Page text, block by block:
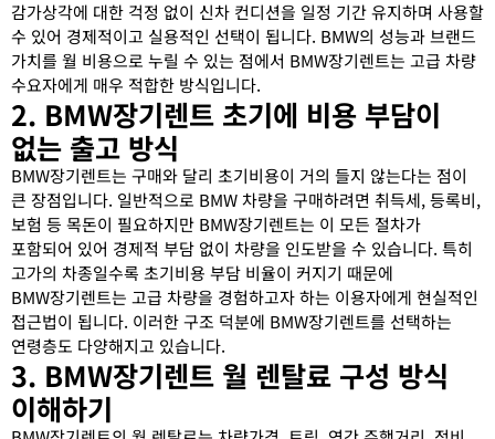
감가상각에 대한 걱정 없이 신차 컨디션을 일정 기간 유지하며 사용할
수 있어 경제적이고 실용적인 선택이 됩니다. BMW의 성능과 브랜드
가치를 월 비용으로 누릴 수 있는 점에서 BMW장기렌트는 고급 차량
수요자에게 매우 적합한 방식입니다.
2. BMW장기렌트 초기에 비용 부담이
없는 출고 방식
BMW장기렌트는 구매와 달리 초기비용이 거의 들지 않는다는 점이
큰 장점입니다. 일반적으로 BMW 차량을 구매하려면 취득세, 등록비,
보험 등 목돈이 필요하지만 BMW장기렌트는 이 모든 절차가
포함되어 있어 경제적 부담 없이 차량을 인도받을 수 있습니다. 특히
고가의 차종일수록 초기비용 부담 비율이 커지기 때문에
BMW장기렌트는 고급 차량을 경험하고자 하는 이용자에게 현실적인
접근법이 됩니다. 이러한 구조 덕분에 BMW장기렌트를 선택하는
연령층도 다양해지고 있습니다.
3. BMW장기렌트 월 렌탈료 구성 방식
이해하기